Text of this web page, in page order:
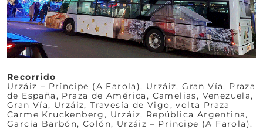
Recorrido
Urzáiz – Príncipe (A Farola), Urzáiz, Gran Vía, Praza
de España, Praza de América, Camelias, Venezuela,
Gran Vía, Urzáiz, Travesía de Vigo, volta Praza
Carme Kruckenberg, Urzáiz, República Argentina,
García Barbón, Colón, Urzáiz – Príncipe (A Farola).